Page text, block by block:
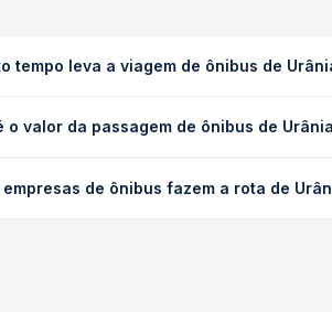
tempo leva a viagem de ônibus de
e as condições de tráfego. Na Quero
o valor da passagem de ônibus de
da compra. Na Quero Passagem
empresas de ônibus fazem a rota de